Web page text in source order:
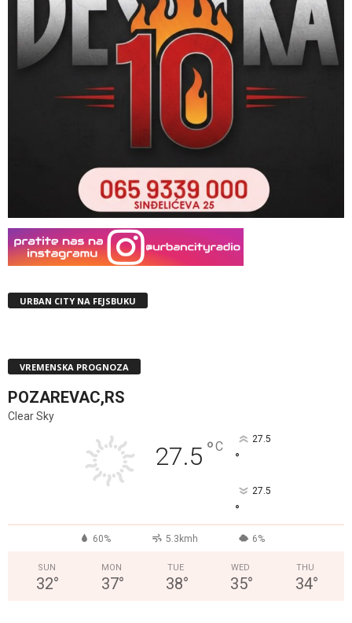
URBAN CITY NA FEJSBUKU
VREMENSKA PROGNOZA
POZAREVAC,RS
Clear Sky
27.5 °C 27.5
°
27.5
°
60% 5.3kmh 6%
SUN
32°
MON
37°
TUE
38°
WED
35°
THU
34°